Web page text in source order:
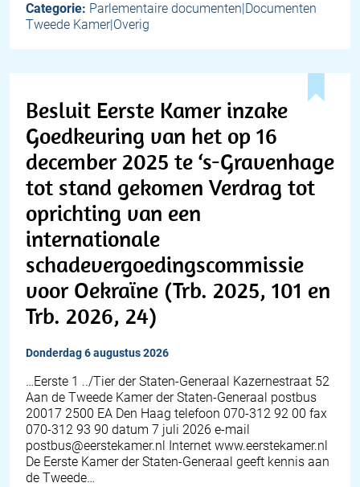
Categorie: Parlementaire documenten|Documenten
Tweede Kamer|Overig
Besluit Eerste Kamer inzake
Goedkeuring van het op 16
december 2025 te ‘s-Gravenhage
tot stand gekomen Verdrag tot
oprichting van een
internationale
schadevergoedingscommissie
voor Oekraïne (Trb. 2025, 101 en
Trb. 2026, 24)
donderdag 6 augustus 2026
…Eerste 1 ../Tier der Staten-Generaal Kazernestraat 52
Aan de Tweede Kamer der Staten-Generaal postbus
20017 2500 EA Den Haag telefoon 070-312 92 00 fax
070-312 93 90 datum 7 juli 2026 e-mail
postbus@eerstekamer.nl Internet www.eerstekamer.nl
De Eerste Kamer der Staten-Generaal geeft kennis aan
de Tweede…